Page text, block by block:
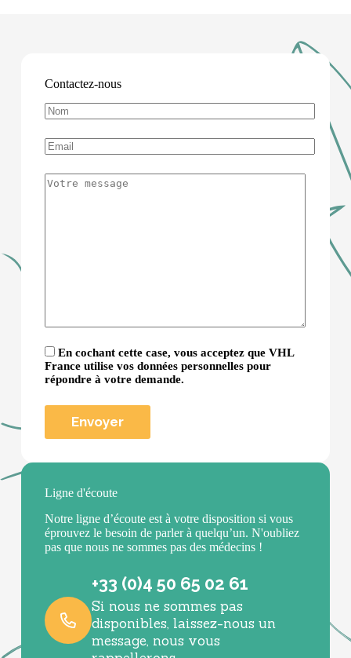
Contactez-nous
En cochant cette case, vous acceptez que VHL
France utilise vos données personnelles pour
répondre à votre demande.
Ligne d'écoute
Notre ligne d’écoute est à votre disposition si vous
éprouvez le besoin de parler à quelqu’un. N'oubliez
pas que nous ne sommes pas des médecins !
+33 (0)4 50 65 02 61
Si nous ne sommes pas
disponibles, laissez-nous un
message, nous vous